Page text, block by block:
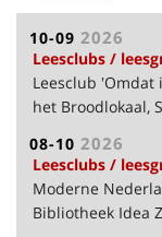
10-09 2026
Leesclubs /
Leesclub 'Omdat
het Broodlokaal,
08-10 2026
Leesclubs /
Moderne
Bibliotheek Idea